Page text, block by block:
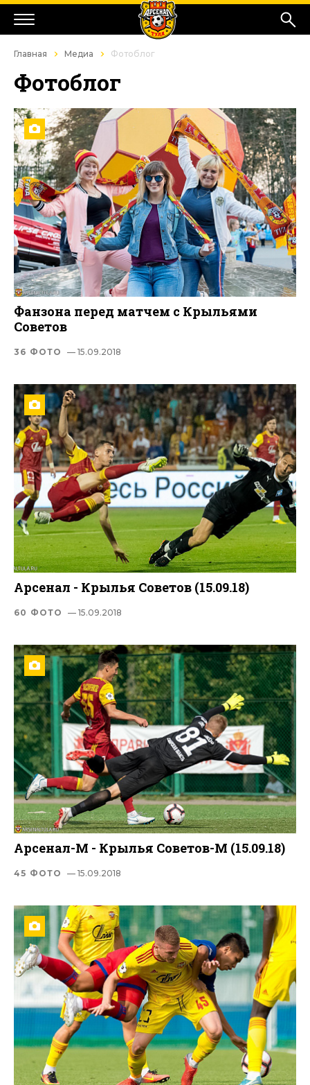
Главная Медиа Фотоблог
Фотоблог
Фанзона перед матчем с Крыльями
Советов
36 ФОТО — 15.09.2018
Арсенал - Крылья Советов (15.09.18)
60 ФОТО — 15.09.2018
Арсенал-М - Крылья Советов-М (15.09.18)
45 ФОТО — 15.09.2018